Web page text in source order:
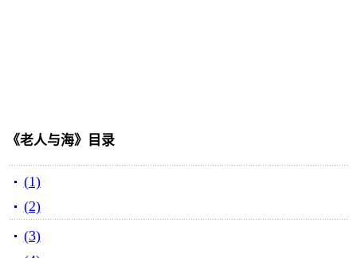
《老人与海》目录
(1)
(2)
(3)